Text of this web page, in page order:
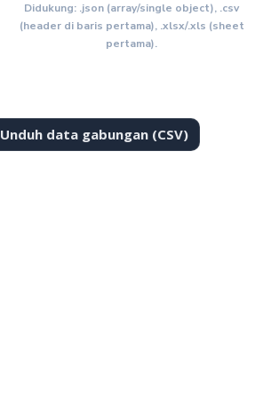
Didukung: .json (array/single object), .csv
(header di baris pertama), .xlsx/.xls (sheet
pertama).
Unduh data gabungan (CSV)